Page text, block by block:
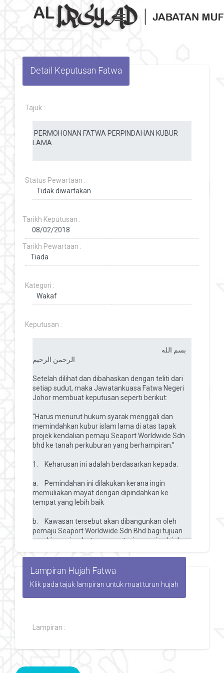
Toggle navigation
Detail Keputusan Fatwa
Tajuk :
Status Pewartaan :
Tarikh Keputusan :
Tarikh Pewartaan :
Kategori :
Keputusan :
Lampiran Hujah Fatwa
Klik pada tajuk lampiran untuk muat turun hujah
Lampiran :